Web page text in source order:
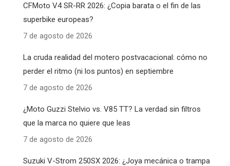
CFMoto V4 SR-RR 2026: ¿Copia barata o el fin de las
superbike europeas?
7 de agosto de 2026
La cruda realidad del motero postvacacional: cómo no
perder el ritmo (ni los puntos) en septiembre
7 de agosto de 2026
¿Moto Guzzi Stelvio vs. V85 TT? La verdad sin filtros
que la marca no quiere que leas
7 de agosto de 2026
Suzuki V-Strom 250SX 2026: ¿Joya mecánica o trampa